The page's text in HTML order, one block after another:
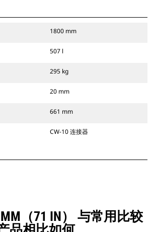
1800 mm
507 l
295 kg
20 mm
661 mm
CW-10 连接器
（71 IN） 与常用比较